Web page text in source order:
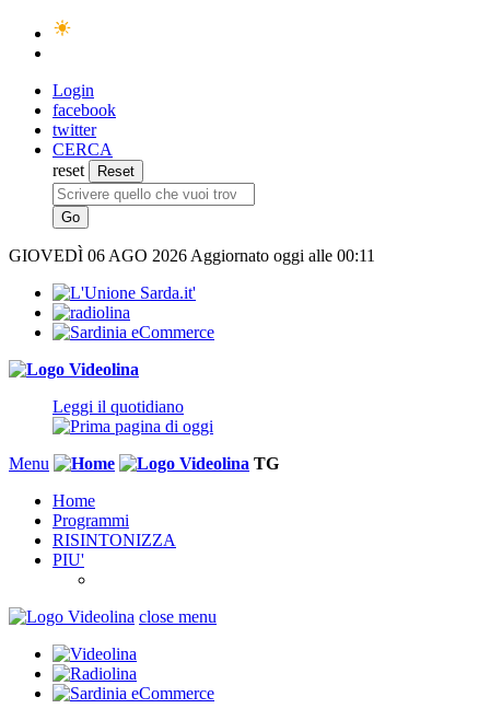
Login
facebook
twitter
CERCA
reset
GIOVEDÌ 06 AGO 2026 Aggiornato oggi alle 00:11
Leggi il quotidiano
Menu
TG
Home
Programmi
RISINTONIZZA
PIU'
close menu